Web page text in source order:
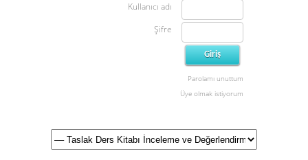
Kullanıcı adı
Şifre
Parolamı unuttum
Üye olmak istiyorum